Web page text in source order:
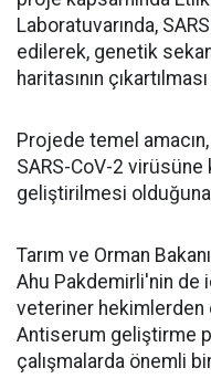
Laboratuvarında,
edilerek, genetik
haritasının
Projede temel
SARS-CoV-2
geliştirilmesi olduğuna
Tarım ve Orman
Ahu Pakdemirli'nin de
veteriner hekimlerden
Antiserum geliştirme
çalışmalarda önemli